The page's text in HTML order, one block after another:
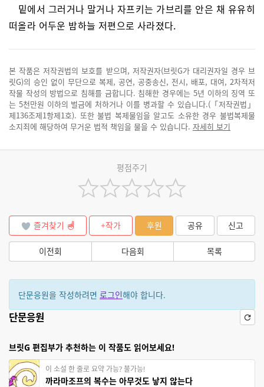
밑에서 그러거나 말거나 자프키는 가브리를 안은 채 유유히
떠올라 어두운 밤하늘 저편으로 사라졌다.
본 작품은 저작권법의 보호를 받으며, 저작권자(브릿G가 대리권자일 경우 브
릿G)의 승인 없이 무단으로 복제, 공연, 공중송신, 전시, 배포, 대여, 2차적저
작물 작성의 방법으로 침해를 금합니다. 침해한 경우에는 5년 이하의 징역 또
는 5천만원 이하의 벌금에 처하거나 이를 병과할 수 있습니다.(「저작권법」
제136조제1항제1호). 또한 불법 복제물임을 알고도 소유한 경우 불법복제물
소지죄에 해당하여 무거운 법적 책임을 물을 수 있습니다. 자세히 보기
평점주기
즐겨찾기 +작가 후원 공유 신고
이전회 다음회 목록
단문응원을 작성하려면 로그인해야 합니다.
단문응원
브릿G 편집부가 추천하는 이 작품도 읽어보세요!
이 소설 한 줄로 요약 가능? 불가능!
까라마조프의 복수는 아무것도 낳지 않는다